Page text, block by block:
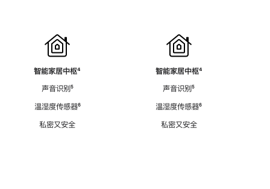
智能家居中枢脚
⁴
声音识别脚
⁵
温湿度传感器脚
⁶
私密又安全
智能家居中枢脚
⁴
声音识别脚
⁵
温湿度传感器脚
⁶
私密又安全